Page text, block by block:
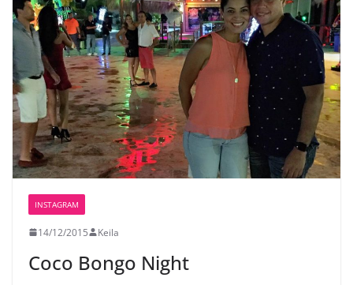
INSTAGRAM
14/12/2015 Keila
Coco Bongo Night